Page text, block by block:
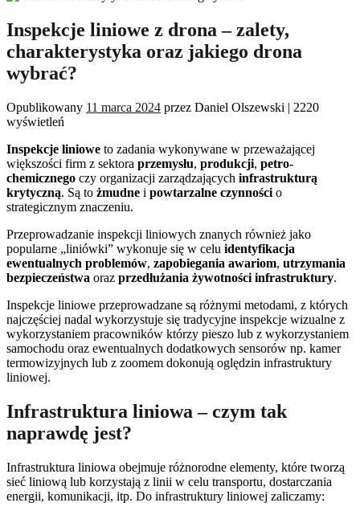
Inspekcje liniowe z drona – zalety,
charakterystyka oraz jakiego drona
wybrać?
Opublikowany 11 marca 2024 przez Daniel Olszewski | 2220
wyświetleń
Inspekcje liniowe to zadania wykonywane w przeważającej
większości firm z sektora przemysłu, produkcji, petro-
chemicznego czy organizacji zarządzających infrastrukturą
krytyczną. Są to żmudne i powtarzalne czynności o
strategicznym znaczeniu.
Przeprowadzanie inspekcji liniowych znanych również jako
popularne „liniówki” wykonuje się w celu identyfikacja
ewentualnych problemów, zapobiegania awariom, utrzymania
bezpieczeństwa oraz przedłużania żywotności infrastruktury.
Inspekcje liniowe przeprowadzane są różnymi metodami, z których
najczęściej nadal wykorzystuje się tradycyjne inspekcje wizualne z
wykorzystaniem pracowników którzy pieszo lub z wykorzystaniem
samochodu oraz ewentualnych dodatkowych sensorów np. kamer
termowizyjnych lub z zoomem dokonują oględzin infrastruktury
liniowej.
Infrastruktura liniowa – czym tak
naprawdę jest?
Infrastruktura liniowa obejmuje różnorodne elementy, które tworzą
sieć liniową lub korzystają z linii w celu transportu, dostarczania
energii, komunikacji, itp. Do infrastruktury liniowej zaliczamy: